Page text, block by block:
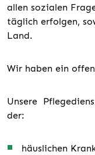
allen sozialen
täglich erfolgen,
Land.
Wir haben ein
Unsere
der:
häuslichen